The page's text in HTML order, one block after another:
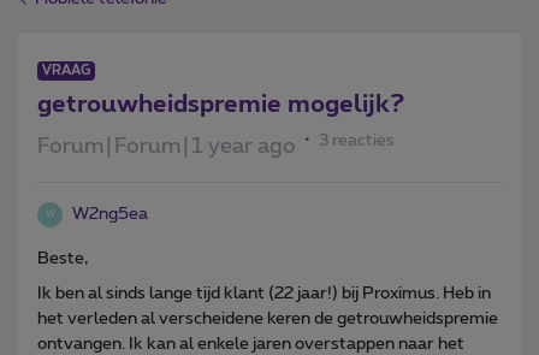
VRAAG
getrouwheidspremie mogelijk?
Forum|Forum|1 year ago 3 reacties
W W2ng5ea
Beste,
Ik ben al sinds lange tijd klant (22 jaar!) bij Proximus. Heb in
het verleden al verscheidene keren de getrouwheidspremie
ontvangen. Ik kan al enkele jaren overstappen naar het